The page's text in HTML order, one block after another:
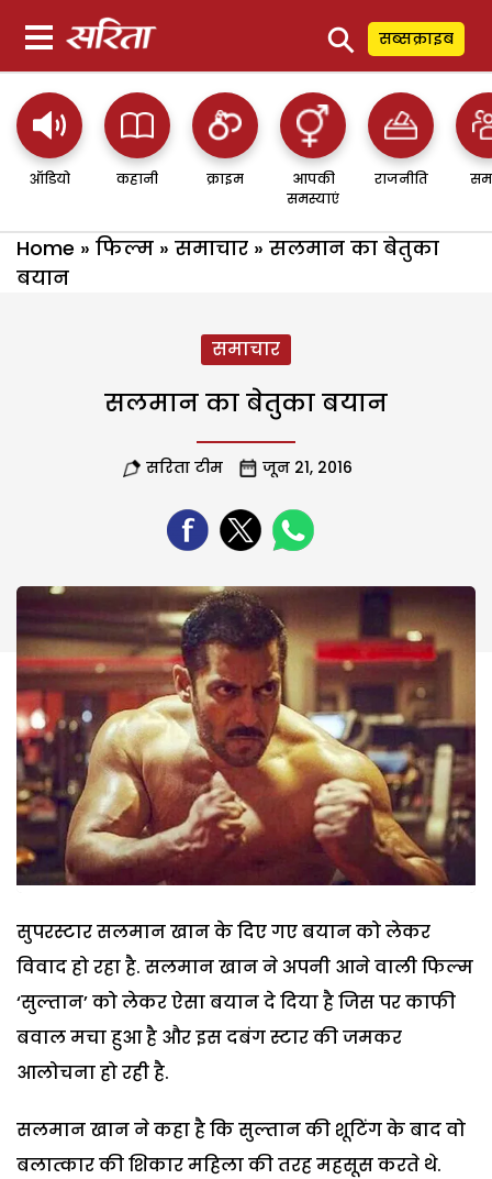
⚲ सब्सक्राइब
ऑडियो कहानी क्राइम
आपकी
समस्याएं
राजनीति
Home » फिल्म » समाचार » सलमान का बेतुका
बयान
समाचार
सलमान का बेतुका बयान
सरिता टीम जून 21, 2016
सुपरस्टार सलमान खान के दिए गए बयान को लेकर
विवाद हो रहा है. सलमान खान ने अपनी आने वाली फिल्म
‘सुल्तान’ को लेकर ऐसा बयान दे दिया है जिस पर काफी
बवाल मचा हुआ है और इस दबंग स्टार की जमकर
आलोचना हो रही है.
सलमान खान ने कहा है कि सुल्तान की शूटिंग के बाद वो
बलात्कार की शिकार महिला की तरह महसूस करते थे.